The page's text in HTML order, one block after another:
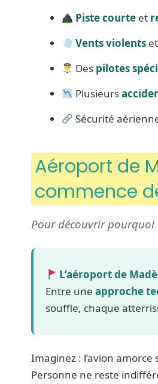
Piste courte et
Vents violents
Des pilotes
Plusieurs
Sécurité
Aéroport de
commence
Pour découvrir pourquoi
L’aéroport de
Entre une approche
souffle, chaque
Imaginez : l’avion
Personne ne reste